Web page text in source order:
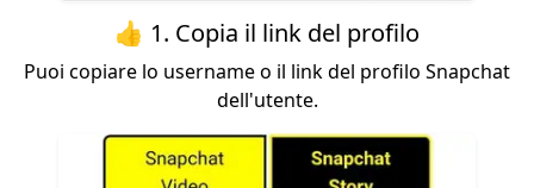
👍 1. Copia il link del profilo
Puoi copiare lo username o il link del profilo Snapchat
dell'utente.